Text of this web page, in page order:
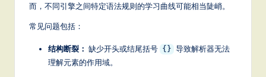
in
而，不同引擎之间特定语法规则的学习曲线可能相当陡峭。
常见问题包括：
结构断裂： 缺少开头或结尾括号 {} 导致解析器无法
理解元素的作用域。